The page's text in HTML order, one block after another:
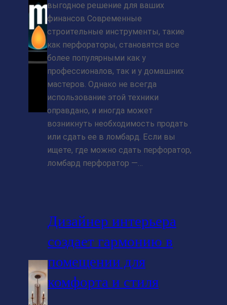
выгодное решение для ваших
финансов Современные
строительные инструменты, такие
как перфораторы, становятся все
более популярными как у
профессионалов, так и у домашних
мастеров. Однако не всегда
использование этой техники
оправдано, и иногда может
возникнуть необходимость продать
или сдать ее в ломбард. Если вы
ищете, где можно сдать перфоратор,
ломбард перфоратор —…
Дизайнер интерьера
создает гармонию в
помещении для
комфорта и стиля